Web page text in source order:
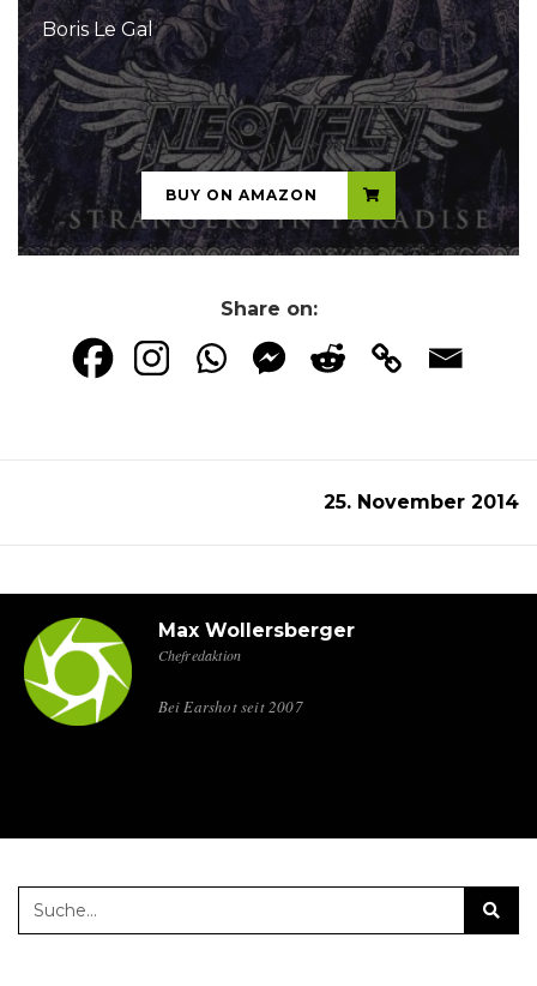
Boris Le Gal
...
BUY ON AMAZON
Share on:
25. November 2014
Max Wollersberger
Chefredaktion
Bei Earshot seit 2007